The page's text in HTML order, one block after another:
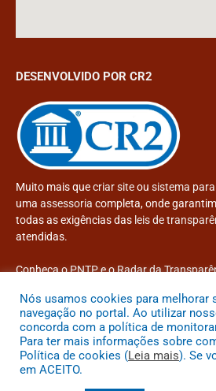
DESENVOLVIDO POR CR2
Muito mais quecriar siteou sistema
uma assessoria completa, onde
todas as exigências das leis de
atendidas.
Conheça oPNTPe oRadar da
Todos os direitos reservados a Prefeitura
Nós usamos cookies para melhorar
navegação no portal. Ao utilizar
concorda com a política de
Para ter mais informações sobre
Política de cookies (Leia mais). Se
em ACEITO.